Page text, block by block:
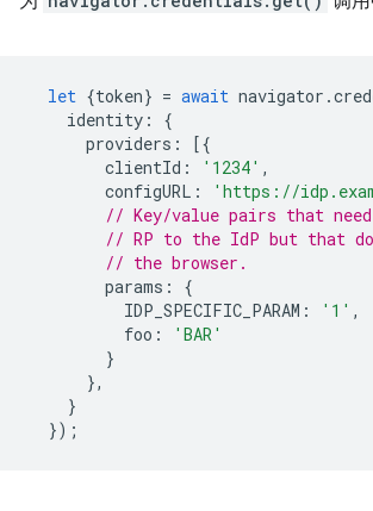
let {token} = await navigator .
identity :
{
providers :
[{
clientId : '1234' ,
configURL : 'https://
// Key/value pairs that
// RP to the IdP but that
// the browser.
params :
{
IDP_SPECIFIC_PARAM : '1' ,
foo :
'BAR'
}
},
}
});